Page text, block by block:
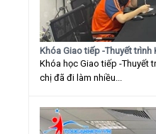
Khóa Giao tiếp -Thuyết
Khóa học Giao tiếp -Thuyết
chị đã đi làm nhiều...